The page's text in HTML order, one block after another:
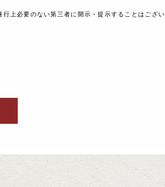
上必要のない第三者に開示・提示することはござい